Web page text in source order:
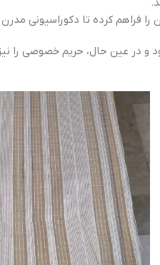
را فراهم کرده تا دکوراسیونی
در عین حال، حریم خصوصی را